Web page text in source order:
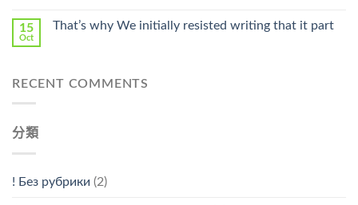
15
Oct
That’s why We initially resisted writing that it part
RECENT COMMENTS
分類
! Без рубрики (2)